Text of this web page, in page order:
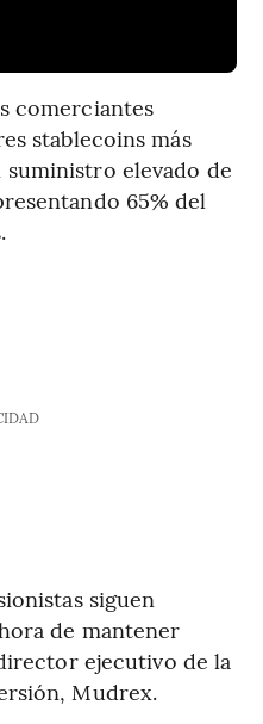
comerciantes
stablecoins más
elevado de
65% del
siguen
de mantener
ejecutivo de la
Mudrex.